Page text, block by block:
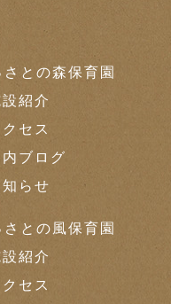
さとの森保育園
紹介
セス
内ブログ
知らせ
さとの風保育園
紹介
セス